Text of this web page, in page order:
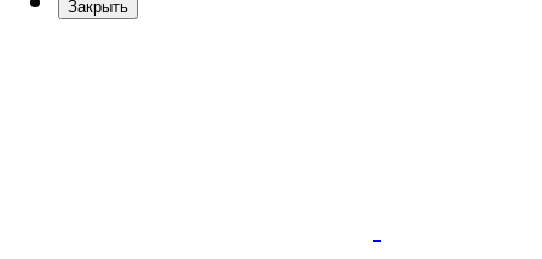
Закрыть